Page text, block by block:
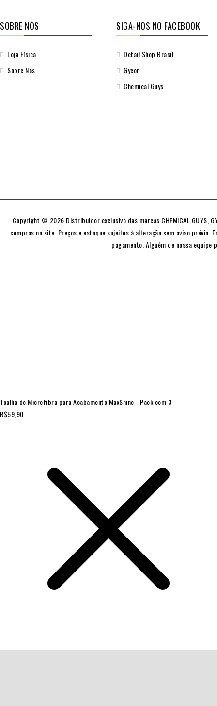
SOBRE NÓS
Loja Física
Sobre Nós
SIGA-NOS NO FACEBOOK
Detail Shop Brasil
Gyeon
Chemical Guys
Copyright © 2026 Distribuidor exclusivo das marcas CHEMICAL GUYS,
compras no site. Preços e estoque sujeitos à alteração sem aviso prévio.
pagamento. Alguém de nossa
Toalha de Microfibra para Acabamento MaxShine - Pack com 3
R$59,90